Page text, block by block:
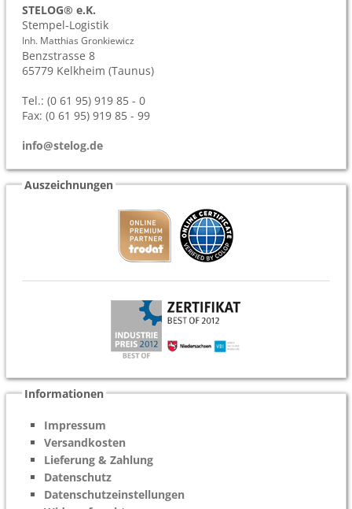
STELOG® e.K.
Stempel-Logistik
Inh. Matthias Gronkiewicz
Benzstrasse 8
65779 Kelkheim (Taunus)
Tel.: (0 61 95) 919 85 - 0
Fax: (0 61 95) 919 85 - 99
info@stelog.de
Auszeichnungen
Informationen
Impressum
Versandkosten
Lieferung & Zahlung
Datenschutz
Datenschutzeinstellungen